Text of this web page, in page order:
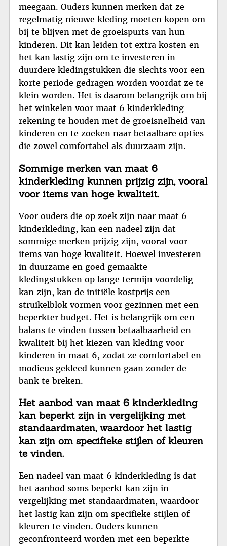
meegaan. Ouders kunnen merken dat ze
regelmatig nieuwe kleding moeten kopen om
bij te blijven met de groeispurts van hun
kinderen. Dit kan leiden tot extra kosten en
het kan lastig zijn om te investeren in
duurdere kledingstukken die slechts voor een
korte periode gedragen worden voordat ze te
klein worden. Het is daarom belangrijk om bij
het winkelen voor maat 6 kinderkleding
rekening te houden met de groeisnelheid van
kinderen en te zoeken naar betaalbare opties
die zowel comfortabel als duurzaam zijn.
Sommige merken van maat 6
kinderkleding kunnen prijzig zijn, vooral
voor items van hoge kwaliteit.
Voor ouders die op zoek zijn naar maat 6
kinderkleding, kan een nadeel zijn dat
sommige merken prijzig zijn, vooral voor
items van hoge kwaliteit. Hoewel investeren
in duurzame en goed gemaakte
kledingstukken op lange termijn voordelig
kan zijn, kan de initiële kostprijs een
struikelblok vormen voor gezinnen met een
beperkter budget. Het is belangrijk om een
balans te vinden tussen betaalbaarheid en
kwaliteit bij het kiezen van kleding voor
kinderen in maat 6, zodat ze comfortabel en
modieus gekleed kunnen gaan zonder de
bank te breken.
Het aanbod van maat 6 kinderkleding
kan beperkt zijn in vergelijking met
standaardmaten, waardoor het lastig
kan zijn om specifieke stijlen of kleuren
te vinden.
Een nadeel van maat 6 kinderkleding is dat
het aanbod soms beperkt kan zijn in
vergelijking met standaardmaten, waardoor
het lastig kan zijn om specifieke stijlen of
kleuren te vinden. Ouders kunnen
geconfronteerd worden met een beperkte